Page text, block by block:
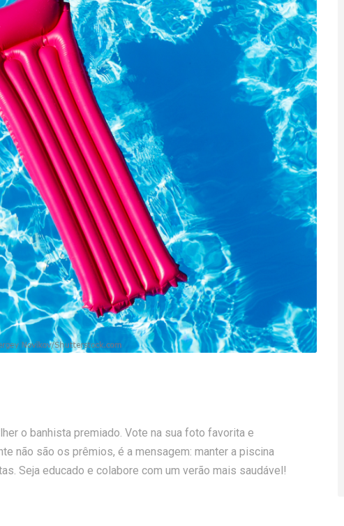
o banhista premiado. Vote na sua foto favorita e
não são os prêmios, é a mensagem: manter a piscina
Seja educado e colabore com um verão mais saudável!